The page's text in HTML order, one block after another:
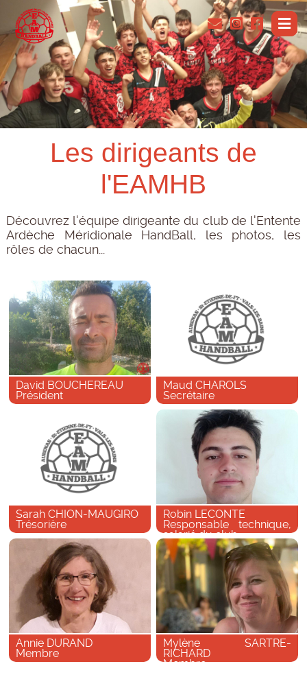
Les dirigeants de
l'EAMHB
Découvrez l'équipe dirigeante du club de l'Entente
Ardèche Méridionale HandBall, les photos, les
rôles de chacun...
David BOUCHEREAU
Président
Maud CHAROLS
Secrétaire
Sarah CHION-MAUGIRO
Trésorière
Robin LECONTE
Responsable technique,
salarié du club
Annie DURAND
Membre
Mylène SARTRE-
RICHARD
Membre